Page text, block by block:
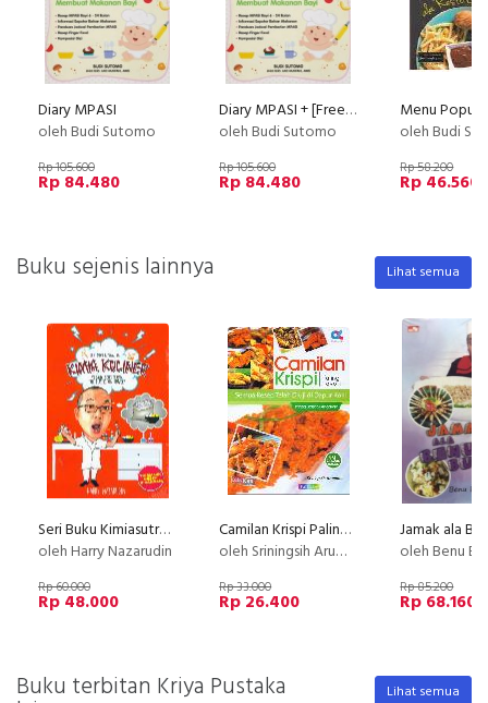
Diary MPASI
oleh Budi Sutomo
Rp 105.600
Rp 84.480
Diary MPASI + [Free Celemek Makanan Bayi]
oleh Budi Sutomo
Rp 105.600
Rp 84.480
oleh Budi
Rp 58.200
Rp 46.560
Buku sejenis lainnya Lihat semua
Seri Buku Kimiasutra 1 : Kimia Kuliner
oleh Harry Nazarudin
Rp 60.000
Rp 48.000
Camilan Krispi Paling Favorit
oleh Sriningsih Aruman
Rp 33.000
Rp 26.400
oleh Benu
Rp 85.200
Rp 68.160
Buku terbitan Kriya Pustaka Lihat semua